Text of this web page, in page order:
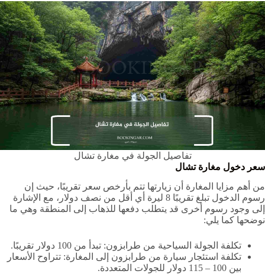
تفاصيل الجولة في مغارة تشال
سعر دخول مغارة تشال
من أهم مزايا المغارة أن زيارتها تتم بأرخص سعر تقريبًا، حيث إن
رسوم الدخول تبلغ تقريبًا 8 ليرة أي أقل من نصف دولار، مع الإشارة
إلى وجود رسوم أخرى قد يتطلب دفعها للذهاب إلى المنطقة وهي ما
نوضحها كما يلي:
تكلفة الجولة السياحية من طرابزون: تبدأ من 100 دولار تقريبًا.
تكلفة استئجار سيارة من طرابزون إلى المغارة: تتراوح الأسعار
بين 100 – 115 دولار للجولات المتعددة.